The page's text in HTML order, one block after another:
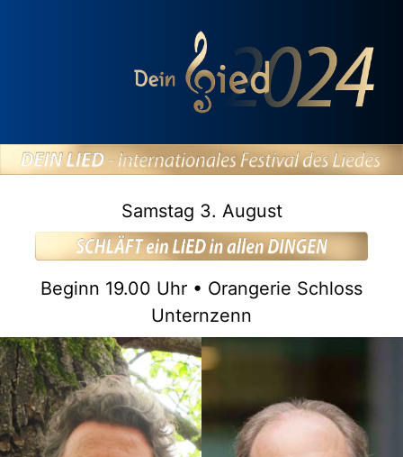
Samstag 3. August
Beginn 19.00 Uhr • Orangerie Schloss
Unternzenn